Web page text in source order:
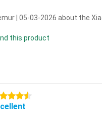
| 05-03-2026 about the
this product
stars